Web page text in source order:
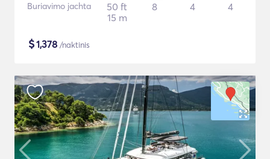
Buriavimo jachta
50 ft
15 m
8 4 4
$1,378 /naktinis